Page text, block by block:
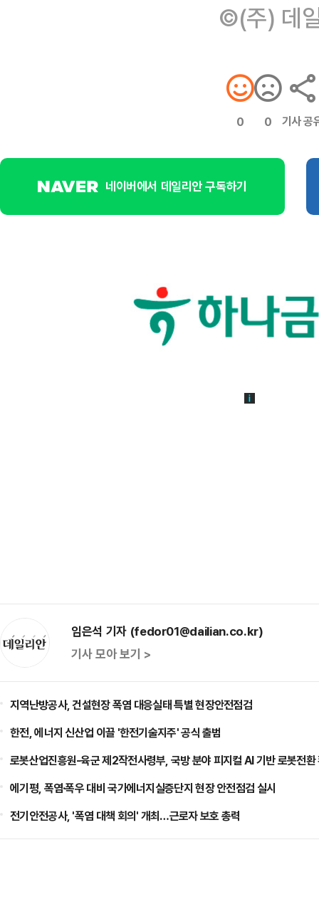
©(주) 데
0 0 기사 공
네이버에서 데일리안 구독하기
임은석 기자 (fedor01@dailian.co.kr)
기사 모아 보기 >
지역난방공사, 건설현장 폭염 대응실태 특별 현장안전점검
한전, 에너지 신산업 이끌 '한전기술지주' 공식 출범
로봇산업진흥원-육군 제2작전사령부, 국방 분야 피지컬 AI 기반 로봇전환
에기평, 폭염·폭우 대비 국가에너지실증단지 현장 안전점검 실시
전기안전공사, '폭염 대책 회의' 개최…근로자 보호 총력